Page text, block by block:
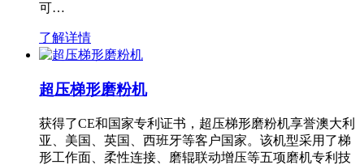
可…
了解详情
超压梯形磨粉机
获得了CE和国家专利证书，超压梯形磨粉机享誉澳大利
亚、美国、英国、西班牙等客户国家。该机型采用了梯
形工作面、柔性连接、磨辊联动增压等五项磨机专利技